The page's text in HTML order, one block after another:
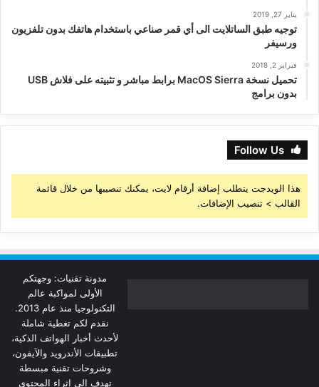
يناير 27, 2019
توجيه طبق الساتلايت الى أي قمر صناعي باستخدام هاتفك بدون تلفزيون
ورسيفر
فبراير 2, 2018
تحميل نسخة MacOS Sierra برابط مباشر و تثبيته على فلاش USB
بدون برامج
Follow Us
هذا الويدجت يتطلب إضافة أرقام لايت، يمكنك تنصيبها من خلال قائمة
القالب > تنصيب الإضافات.
مدونة تقنيات: وجهتكم
الأولى لمواكبة عالم
التكنولوجيا منذ عام 2013.
نقدم لكم تغطية شاملة
لأحدث أخبار الهواتف الذكية،
تطبيقات الأندرويد والآيفون،
وشروحات تقنية مبسطة
تهدف إلى إثراء المحتوى